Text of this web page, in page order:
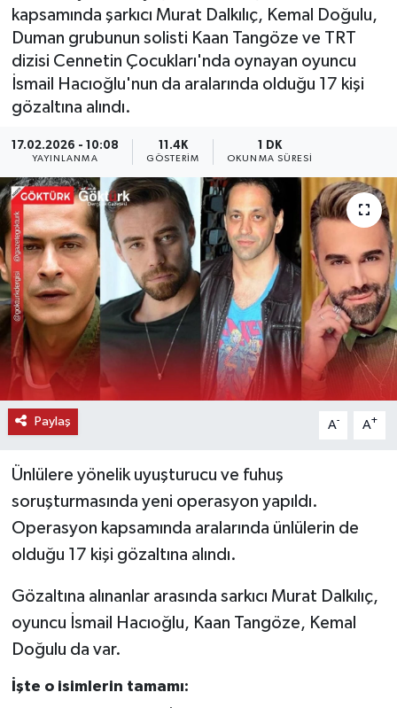
kapsamında şarkıcı Murat Dalkılıç, Kemal Doğulu,
Duman grubunun solisti Kaan Tangöze ve TRT
dizisi Cennetin Çocukları'nda oynayan oyuncu
İsmail Hacıoğlu'nun da aralarında olduğu 17 kişi
gözaltına alındı.
17.02.2026 - 10:08
YAYINLANMA
11.4K
GÖSTERIM
1 DK
OKUNMA SÜRESI
Paylaş A- A+
Ünlülere yönelik uyuşturucu ve fuhuş
soruşturmasında yeni operasyon yapıldı.
Operasyon kapsamında aralarında ünlülerin de
olduğu 17 kişi gözaltına alındı.
Gözaltına alınanlar arasında sarkıcı Murat Dalkılıç,
oyuncu İsmail Hacıoğlu, Kaan Tangöze, Kemal
Doğulu da var.
İşte o isimlerin tamamı:
GÖKTÜRK
GÜNDEM
KEMERBURGAZ
KÜLTÜR - SANAT
MAGAZİN
ÖZEL HABER
SAĞLIK
SPOR
TEKNOLOJİ
TİCARET
YAŞAM